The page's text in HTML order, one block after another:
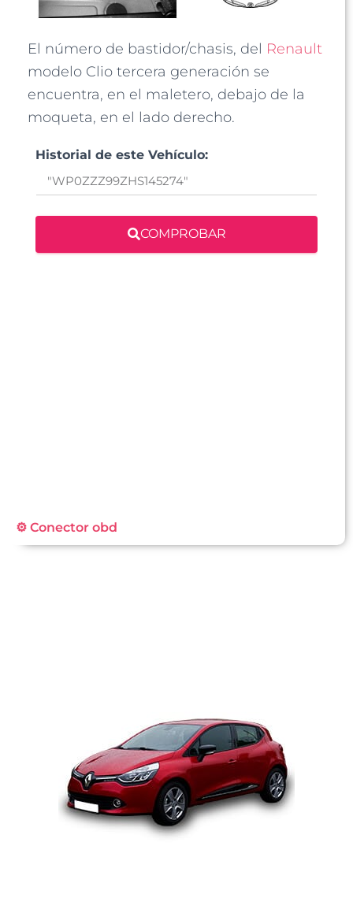
El número de bastidor/chasis, del Renault
modelo Clio tercera generación se
encuentra, en el maletero, debajo de la
moqueta, en el lado derecho.
Historial de este Vehículo:
COMPROBAR
⚙️ Conector obd